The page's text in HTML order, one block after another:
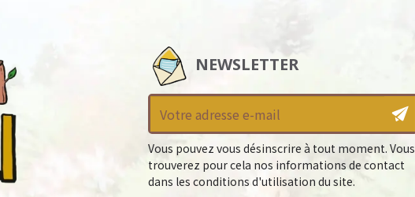
NEWSLETTER
Vous pouvez vous désinscrire à tout moment. Vous
trouverez pour cela nos informations de contact
dans les conditions d'utilisation du site.